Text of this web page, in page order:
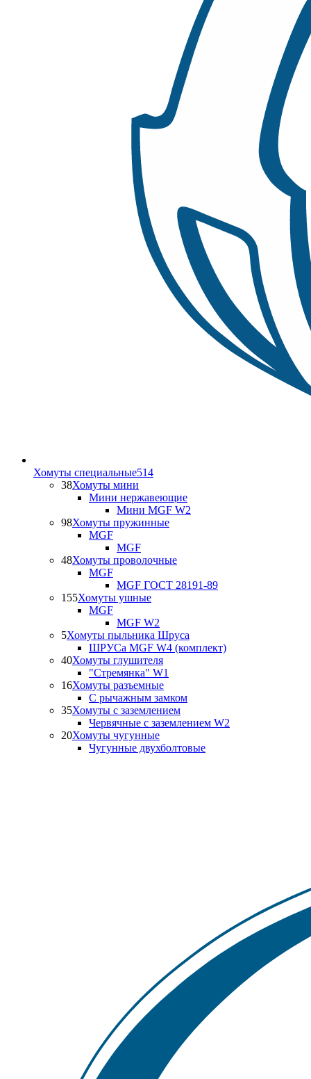
Хомуты специальные514
38Хомуты мини
Мини нержавеющие
Мини MGF W2
98Хомуты пружинные
MGF
MGF
48Хомуты проволочные
MGF
MGF ГОСТ 28191-89
155Хомуты ушные
MGF
MGF W2
5Хомуты пыльника Шруса
ШРУСа MGF W4 (комплект)
40Хомуты глушителя
"Стремянка" W1
16Хомуты разъемные
С рычажным замком
35Хомуты с заземлением
Червячные с заземлением W2
20Хомуты чугунные
Чугунные двухболтовые